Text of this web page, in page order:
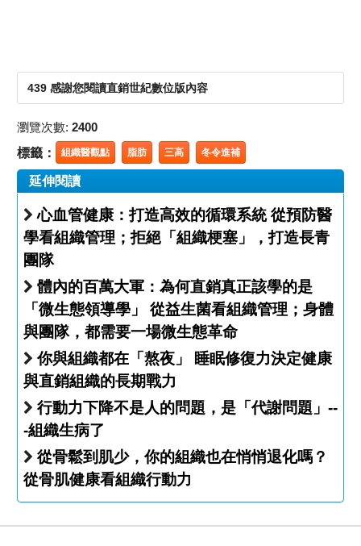
439 感謝您閱讀直銷世紀數位版內容
瀏覽次數: 2400
標籤： 組織醫觀點 脂肪 三高 冬令進補
延伸閱讀
心血管健康：打造高效的循環系統 從預防醫
學看組織管理；拒絕「組織梗塞」，打造長青
團隊
體內的百萬大軍：為何直銷真正該學的是
「微生態領導學」 從益生菌看組織管理；身體
與團隊，都需要一場微生態革命
你與組織都在「熬夜」 睡眠修復力決定健康
與直銷組織的長期戰力
行動力下降不是人的問題，是「代謝問題」--
-組織生病了
從骨鬆到肌少，你的組織也在悄悄退化嗎？
從骨肌健康看組織行動力